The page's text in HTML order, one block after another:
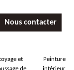
Nous contacter
et
de
Peinture
intérieur